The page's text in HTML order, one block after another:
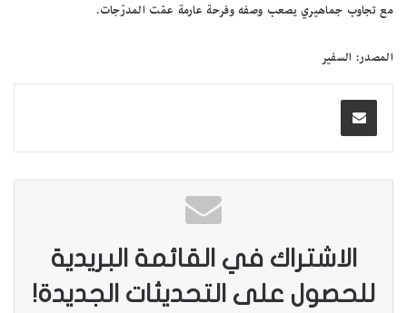
مع تجاوب جماهيري يصعب وصفه وفرحة عارمة عمّت المدرّجات.
المصدر: السفير
الاشتراك في القائمة البريدية
للحصول على التحديثات الجديدة!